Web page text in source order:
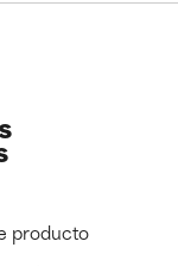
producto